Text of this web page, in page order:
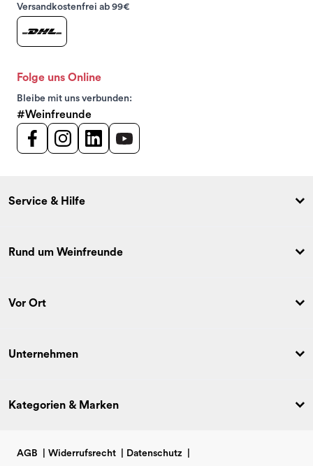
Versandkostenfrei ab 99€
Folge uns Online
Bleibe mit uns verbunden:
#Weinfreunde
Service & Hilfe
Rund um Weinfreunde
Vor Ort
Unternehmen
Kategorien & Marken
AGB Widerrufsrecht Datenschutz